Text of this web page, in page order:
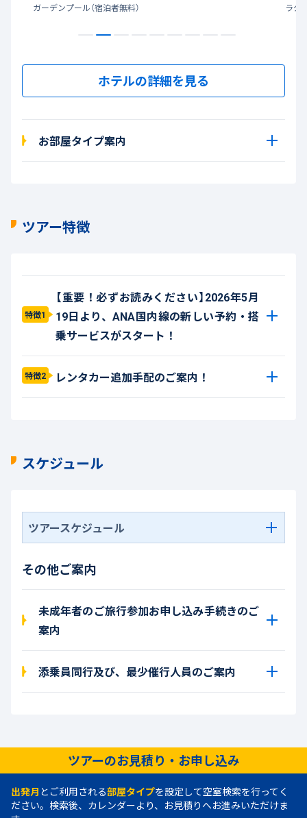
ガーデンプール（宿泊者無料） ラグ
ホテルの詳細を見る
お部屋タイプ案内
ツアー特徴
特徴1
【重要！必ずお読みください】2026年5月
19日より、ANA国内線の新しい予約・搭
乗サービスがスタート！
特徴2 レンタカー追加手配のご案内！
スケジュール
ツアースケジュール
その他ご案内
未成年者のご旅行参加お申し込み手続きのご
案内
添乗員同行及び、最少催行人員のご案内
ツアーのお見積り・お申し込み
出発月 とご利用される部屋タイプを設定して空室検索を行ってく
ださい。検索後、カレンダーより、お見積りへお進みいただけま